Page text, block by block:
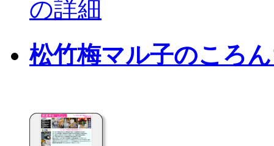
の詳細
松竹梅マル子のころ